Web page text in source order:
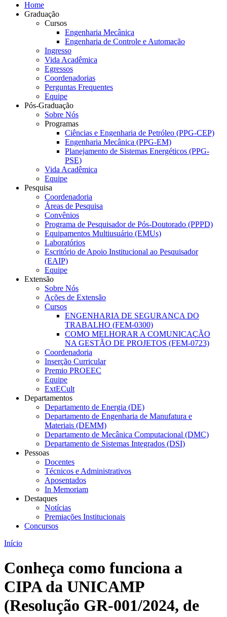
Home
Graduação
Cursos
Engenharia Mecânica
Engenharia de Controle e Automação
Ingresso
Vida Acadêmica
Egressos
Coordenadorias
Perguntas Frequentes
Equipe
Pós-Graduação
Sobre Nós
Programas
Ciências e Engenharia de Petróleo (PPG-CEP)
Engenharia Mecânica (PPG-EM)
Planejamento de Sistemas Energéticos (PPG-
PSE)
Vida Acadêmica
Equipe
Pesquisa
Coordenadoria
Áreas de Pesquisa
Convênios
Programa de Pesquisador de Pós-Doutorado (PPPD)
Equipamentos Multiusuário (EMUs)
Laboratórios
Escritório de Apoio Institucional ao Pesquisador
(EAIP)
Equipe
Extensão
Sobre Nós
Ações de Extensão
Cursos
ENGENHARIA DE SEGURANÇA DO
TRABALHO (FEM-0300)
COMO MELHORAR A COMUNICAÇÃO
NA GESTÃO DE PROJETOS (FEM-0723)
Coordenadoria
Inserção Curricular
Premio PROEEC
Equipe
ExtECult
Departamentos
Departamento de Energia (DE)
Departamento de Engenharia de Manufatura e
Materiais (DEMM)
Departamento de Mecânica Computacional (DMC)
Departamento de Sistemas Integrados (DSI)
Pessoas
Docentes
Técnicos e Administrativos
Aposentados
In Memoriam
Destaques
Notícias
Premiações Institucionais
Concursos
Início
Conheça como funciona a
CIPA da UNICAMP
(Resolução GR-001/2024, de